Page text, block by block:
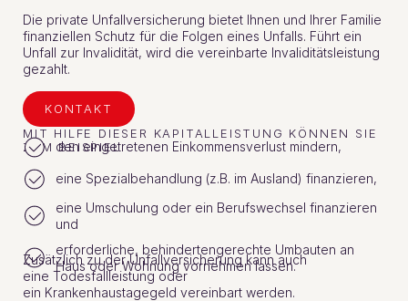
Die private Unfallversicherung bietet Ihnen und Ihrer Familie
finanziellen Schutz für die Folgen eines Unfalls. Führt ein
Unfall zur Invalidität, wird die vereinbarte Invaliditätsleistung
gezahlt.
KONTAKT
MIT HILFE DIESER KAPITALLEISTUNG KÖNNEN SIE
ZUM BEISPIEL
den eingetretenen Einkommensverlust mindern,
eine Spezialbehandlung (z.B. im Ausland) finanzieren,
eine Umschulung oder ein Berufswechsel finanzieren
und
erforderliche, behindertengerechte Umbauten an
Haus oder Wohnung vornehmen lassen.
Zusätzlich zu der Unfallversicherung kann auch
eine Todesfallleistung oder
ein Krankenhaustagegeld vereinbart werden.